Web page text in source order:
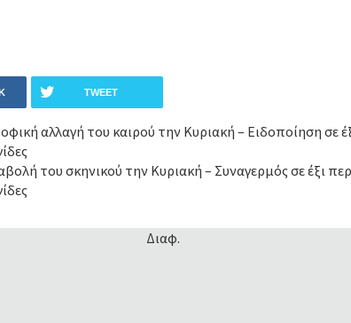
TWEET
αλλαγή του καιρού την Κυριακή – Ειδοποίηση σε
του σκηνικού την Κυριακή – Συναγερμός σε έξι
Διαφ.